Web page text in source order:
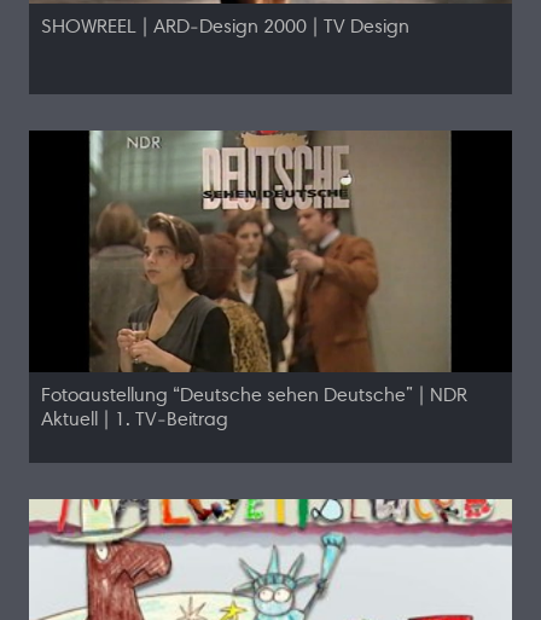
SHOWREEL | ARD-Design 2000 | TV Design
Fotoaustellung “Deutsche sehen Deutsche” | NDR
Aktuell | 1. TV-Beitrag